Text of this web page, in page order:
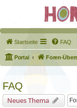
Startseite FAQ
Portal Foren-
FAQ
Neues Thema